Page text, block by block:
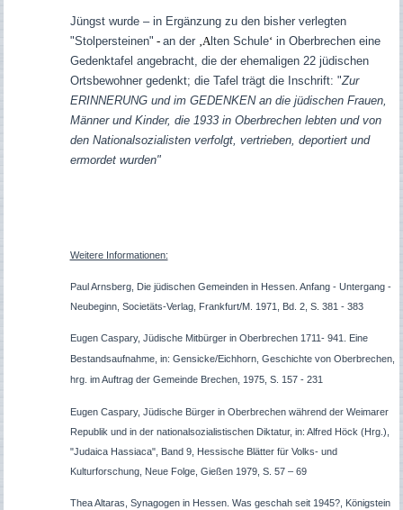
Jüngst wurde – in Ergänzung zu den bisher verlegten
"Stolpersteinen" - an der ‚Alten Schule‘ in Oberbrechen eine
Gedenktafel angebracht, die der ehemaligen 22 jüdischen
Ortsbewohner gedenkt; die Tafel trägt die Inschrift: "Zur
ERINNERUNG und im GEDENKEN an die jüdischen Frauen,
Männer und Kinder, die 1933 in Oberbrechen lebten und von
den Nationalsozialisten verfolgt, vertrieben, deportiert und
ermordet wurden"
Weitere Informationen:
Paul Arnsberg, Die jüdischen Gemeinden in Hessen. Anfang - Untergang -
Neubeginn, Societäts-Verlag, Frankfurt/M. 1971, Bd. 2, S. 381 - 383
Eugen Caspary, Jüdische Mitbürger in Oberbrechen 1711- 941. Eine
Bestandsaufnahme, in: Gensicke/Eichhorn, Geschichte von Oberbrechen,
hrg. im Auftrag der Gemeinde Brechen, 1975, S. 157 - 231
Eugen Caspary, Jüdische Bürger in Oberbrechen während der Weimarer
Republik und in der nationalsozialistischen Diktatur, in: Alfred Höck (Hrg.),
"Judaica Hassiaca", Band 9, Hessische Blätter für Volks- und
Kulturforschung, Neue Folge, Gießen 1979, S. 57 – 69
Thea Altaras, Synagogen in Hessen. Was geschah seit 1945?, Königstein